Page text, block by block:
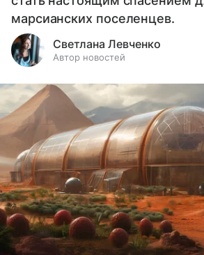
марсианских поселенцев.
Светлана Левченко
Автор новостей